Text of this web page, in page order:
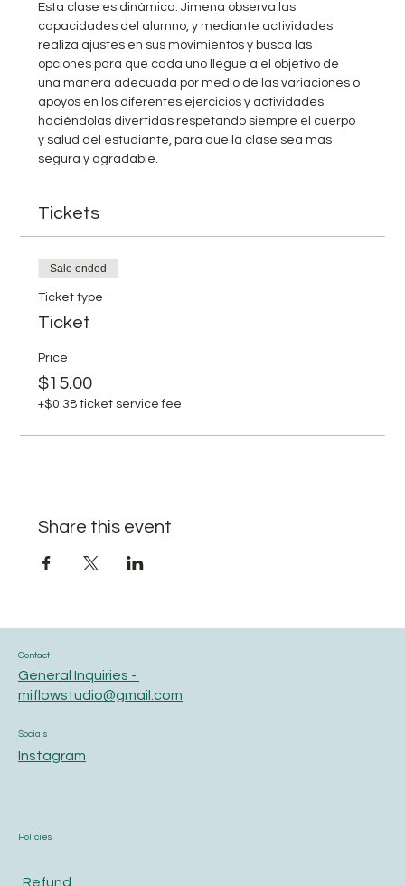
Esta clase es dinámica. Jimena observa las
capacidades del alumno, y mediante actividades
realiza ajustes en sus movimientos y busca las
opciones para que cada uno llegue a el objetivo de
una manera adecuada por medio de las variaciones o
apoyos en los diferentes ejercicios y actividades
haciéndolas divertidas respetando siempre el cuerpo
y salud del estudiante, para que la clase sea mas
segura y agradable.
Tickets
Sale ended
Ticket type
Ticket
Price
$15.00
+$0.38 ticket service fee
Share this event
Contact
General Inquiries -
miflowstudio@gmail.com
Socials
Instagram
Policies
Refund